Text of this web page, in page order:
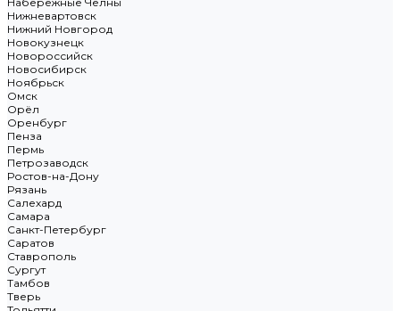
Нижневартовск
Нижний Новгород
Новокузнецк
Новороссийск
Новосибирск
Ноябрьск
Омск
Орёл
Оренбург
Пенза
Пермь
Петрозаводск
Ростов-на-Дону
Рязань
Салехард
Самара
Санкт-Петербург
Саратов
Ставрополь
Сургут
Тамбов
Тверь